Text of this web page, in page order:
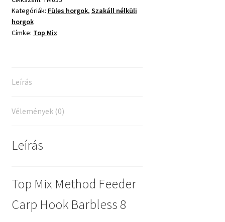
Hook
Barbless
8
Kategóriák: Füles horgok, Szakáll nélküli
horgok
Címke: Top Mix
Leírás
Vélemények (0)
Leírás
Top Mix Method Feeder
Carp Hook Barbless 8